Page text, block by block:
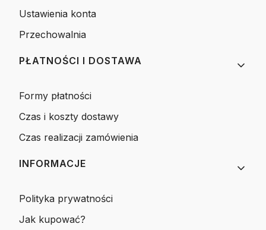
Ustawienia konta
Przechowalnia
PŁATNOŚCI I DOSTAWA
Formy płatności
Czas i koszty dostawy
Czas realizacji zamówienia
INFORMACJE
Polityka prywatności
Jak kupować?